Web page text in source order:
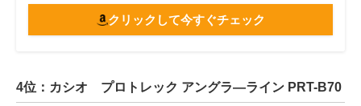
クリックして今すぐチェック
4位：カシオ プロトレック アングラ―ライン PRT-B70